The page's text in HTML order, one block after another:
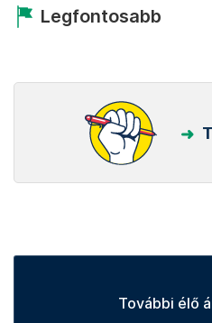
Legfontosabb
További élő